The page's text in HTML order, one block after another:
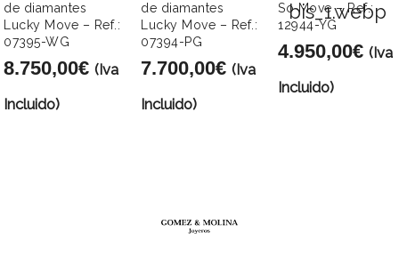
de diamantes
Lucky Move – Ref.:
07395-WG
8.750,00€ (Iva
Incluido)
de diamantes
Lucky Move – Ref.:
07394-PG
7.700,00€ (Iva
Incluido)
So Move – Ref.:
12944-YG
4.950,00€ (Iva
Incluido)